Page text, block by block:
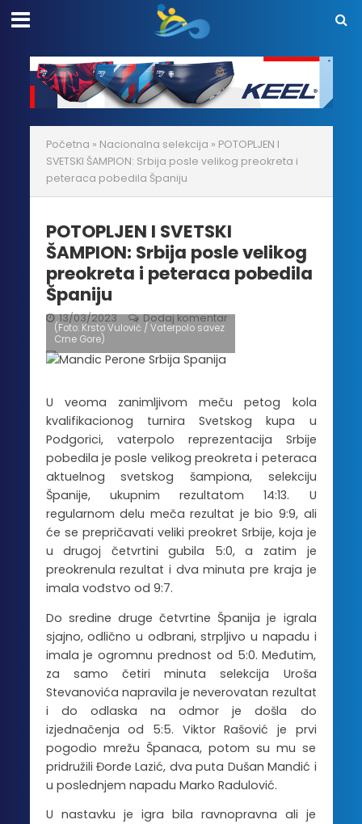
Početna » Nacionalna selekcija » POTOPLJEN I
SVETSKI ŠAMPION: Srbija posle velikog preokreta i
peteraca pobedila Španiju
POTOPLJEN I SVETSKI
ŠAMPION: Srbija posle velikog
preokreta i peteraca pobedila
Španiju
13/03/2023 Dodaj komentar
(Foto: Krsto Vulović / Vaterpolo savez
Crne Gore)
U veoma zanimljivom meču petog kola
kvalifikacionog turnira Svetskog kupa u
Podgorici, vaterpolo reprezentacija Srbije
pobedila je posle velikog preokreta i peteraca
aktuelnog svetskog šampiona, selekciju
Španije, ukupnim rezultatom 14:13. U
regularnom delu meča rezultat je bio 9:9, ali
će se prepričavati veliki preokret Srbije, koja je
u drugoj četvrtini gubila 5:0, a zatim je
preokrenula rezultat i dva minuta pre kraja je
imala vođstvo od 9:7.
Do sredine druge četvrtine Španija je igrala
sjajno, odlično u odbrani, strpljivo u napadu i
imala je ogromnu prednost od 5:0. Međutim,
za samo četiri minuta selekcija Uroša
Stevanovića napravila je neverovatan rezultat
i do odlaska na odmor je došla do
izjednačenja od 5:5. Viktor Rašović je prvi
pogodio mrežu Španaca, potom su mu se
pridružili Đorđe Lazić, dva puta Dušan Mandić i
u poslednjem napadu Marko Radulović.
U nastavku je igra bila ravnopravna ali je